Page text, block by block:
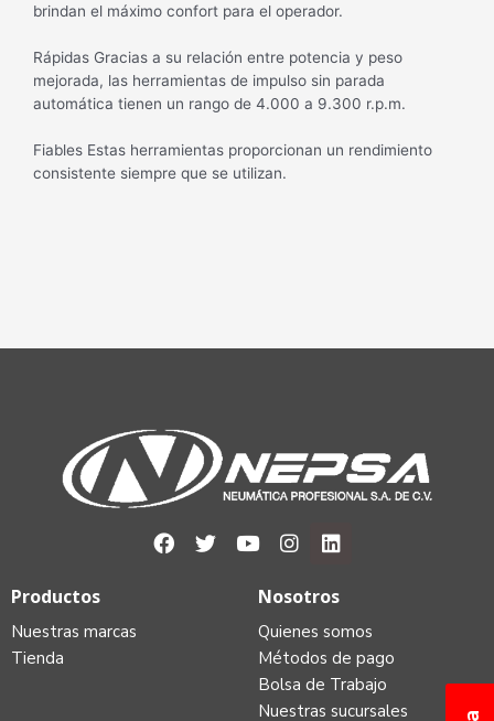
brindan el máximo confort para el operador.
Rápidas Gracias a su relación entre potencia y peso
mejorada, las herramientas de impulso sin parada
automática tienen un rango de 4.000 a 9.300 r.p.m.
Fiables Estas herramientas proporcionan un rendimiento
consistente siempre que se utilizan.
Nosotros
Quienes somos
Métodos de pago
Bolsa de Trabajo
Nuestras sucursales
Productos
Nuestras marcas
Tienda